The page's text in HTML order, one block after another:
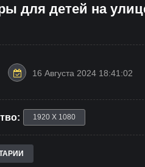
для детей на
16 Августа 2024 18:41:02
1920 X 1080